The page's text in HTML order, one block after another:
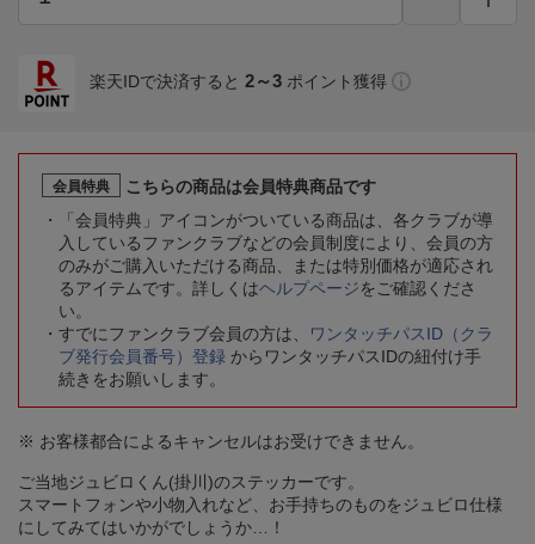
楽天IDで決済すると 2～3 ポイント獲得
会員特典
こちらの商品は会員特典商品です
「会員特典」アイコンがついている商品は、各クラブが導
入しているファンクラブなどの会員制度により、会員の方
のみがご購入いただける商品、または特別価格が適応され
るアイテムです。詳しくはヘルプページをご確認くださ
い。
すでにファンクラブ会員の方は、
ワンタッチパスID（クラ
ブ発行会員番号）登録 からワンタッチパスIDの紐付け手
続きをお願いします。
※ お客様都合によるキャンセルはお受けできません。
ご当地ジュビロくん(掛川)のステッカーです。
スマートフォンや小物入れなど、お手持ちのものをジュビロ仕様
にしてみてはいかがでしょうか…！